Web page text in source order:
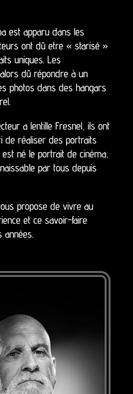
est apparu dans les
ont dû etre « starisé »
uniques. Les
dû répondre à un
photos dans des hangars
a lentille Fresnel, ils ont
de réaliser des portraits
né le portrait de cinéma,
par tous depuis
propose de vivre au
et ce savoir-faire
années.